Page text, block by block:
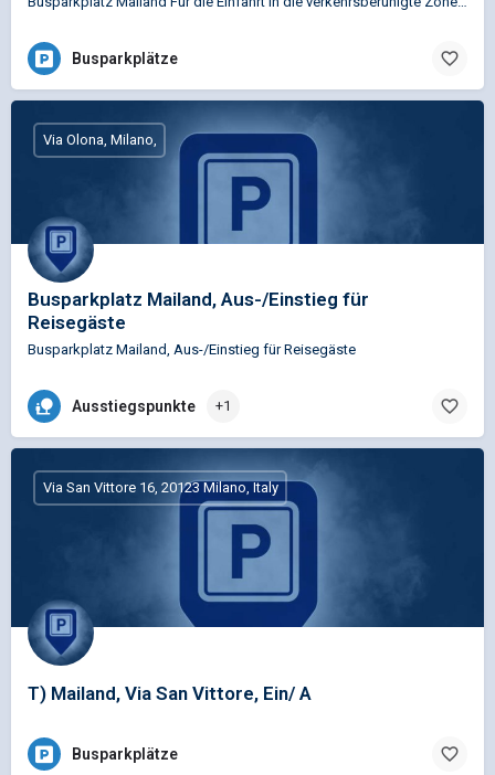
Busparkplätze
Busparkplatz Mailand, Aus-/Einstieg für
Reisegäste
Busparkplatz Mailand, Aus-/Einstieg für Reisegäste
Via Olona, Milano,
Ausstiegspunkte +1
T) Mailand, Via San Vittore, Ein/ A
Via San Vittore 16, 20123 Milano, Italy
Busparkplätze